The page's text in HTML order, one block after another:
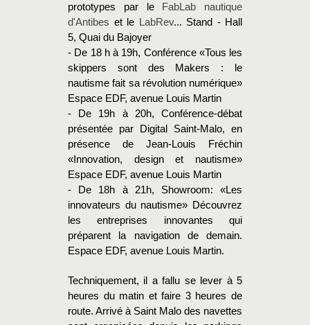
prototypes par le FabLab nautique
d'Antibes et le LabRev... Stand - Hall
5, Quai du Bajoyer
- De 18 h à 19h, Conférence «Tous les
skippers sont des Makers : le
nautisme fait sa révolution numérique»
Espace EDF, avenue Louis Martin
- De 19h à 20h, Conférence-débat
présentée par Digital Saint-Malo, en
présence de Jean-Louis Fréchin
«Innovation, design et nautisme»
Espace EDF, avenue Louis Martin
- De 18h à 21h, Showroom: «Les
innovateurs du nautisme» Découvrez
les entreprises innovantes qui
préparent la navigation de demain.
Espace EDF, avenue Louis Martin.
Techniquement, il a fallu se lever à 5
heures du matin et faire 3 heures de
route. Arrivé à Saint Malo des navettes